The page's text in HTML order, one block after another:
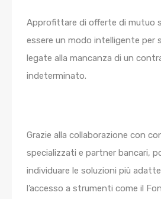
Approfittare di offerte di mutuo
essere un modo intelligente per
legate alla mancanza di un
indeterminato.
Grazie alla collaborazione con
specializzati e partner bancari,
individuare le soluzioni più
l’accesso a strumenti come il